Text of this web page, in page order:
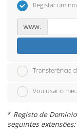
Registar um
www.
Transferência
Vou usar o
* Registo de
seguintes